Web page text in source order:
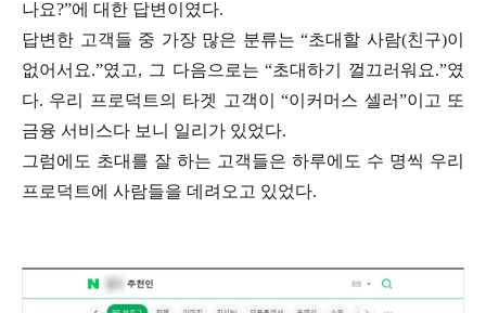
나요?”에 대한 답변이였다.
답변한 고객들 중 가장 많은 분류는 “초대할 사람(친구)이
없어서요.”였고, 그 다음으로는 “초대하기 껄끄러워요.”였
다. 우리 프로덕트의 타겟 고객이 “이커머스 셀러”이고 또
금융 서비스다 보니 일리가 있었다.
그럼에도 초대를 잘 하는 고객들은 하루에도 수 명씩 우리
프로덕트에 사람들을 데려오고 있었다.